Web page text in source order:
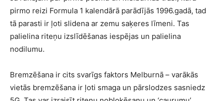
pirmo reizi Formula 1 kalendārā parādījās 1996.gadā, tad
tā parasti ir ļoti slidena ar zemu saķeres līmeni. Tas
palielina riteņu izslīdēšanas iespējas un palielina
nodilumu.
Bremzēšana ir cits svarīgs faktors Melburnā – varākās
vietās bremzēšana ir ļoti smaga un pārslodzes sasniedz